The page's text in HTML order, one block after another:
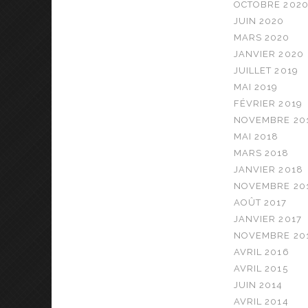
OCTOBRE 2020
JUIN 2020
MARS 2020
JANVIER 2020
JUILLET 2019
MAI 2019
FÉVRIER 2019
NOVEMBRE
MAI 2018
MARS 2018
JANVIER 2018
NOVEMBRE
AOÛT 2017
JANVIER 2017
NOVEMBRE
AVRIL 2016
AVRIL 2015
JUIN 2014
AVRIL 2014